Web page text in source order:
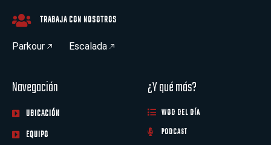
TRABAJA CON NOSOTROS
Parkour Escalada
Navegación
UBICACIÓN
EQUIPO
¿Y qué más?
WOD DEL DÍA
PODCAST